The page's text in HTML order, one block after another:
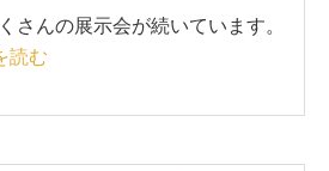
さんの展示会が続いています。
読む